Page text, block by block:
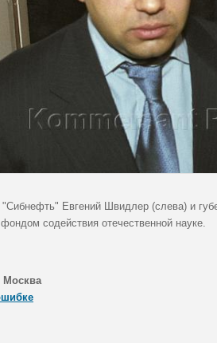
"Сибнефть" Евгений Швидлер (слева) и
содействия отечественной науке.
Москва